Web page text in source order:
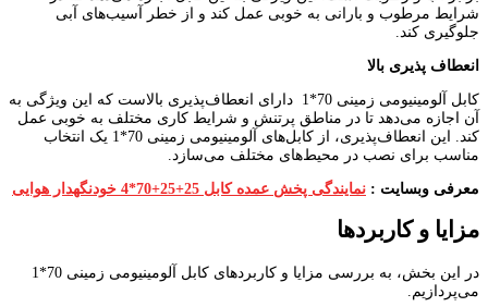
شرایط مرطوب و بارانی به خوبی عمل کند و از خطر آسیب‌های آبی
جلوگیری کند.
انعطاف‌ پذیری بالا
کابل آلومینیومی زمینی 70*1 دارای انعطاف‌پذیری بالاست که این ویژگی به
آن اجازه می‌دهد تا در مناطق پرتنش و شرایط کاری مختلف به خوبی عمل
کند. این انعطاف‌پذیری، از کابل‌های آلومینیومی زمینی 70*1 یک انتخاب
مناسب برای نصب در محیط‌های مختلف می‌سازد.
معرفی وبسایت : نمایندگی پخش عمده کابل 25+25+70*4 خودنگهدار هوایی
مزایا و کاربردها
در این بخش، به بررسی مزایا و کاربردهای کابل آلومینیومی زمینی 70*1
می‌پردازیم.